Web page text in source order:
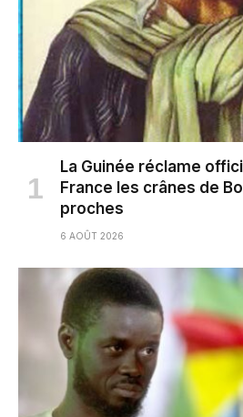
La Guinée réclame
France les crânes de
proches
6 AOÛT 2026